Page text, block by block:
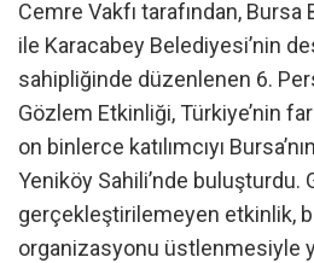
Cemre Vakfı tarafından,
ile Karacabey Belediyesi’nin
sahipliğinde düzenlenen 6.
Gözlem Etkinliği, Türkiye’nin
on binlerce katılımcıyı
Yeniköy Sahili’nde buluşturdu.
gerçekleştirilemeyen etkinlik, bu
organizasyonu üstlenmesiyle